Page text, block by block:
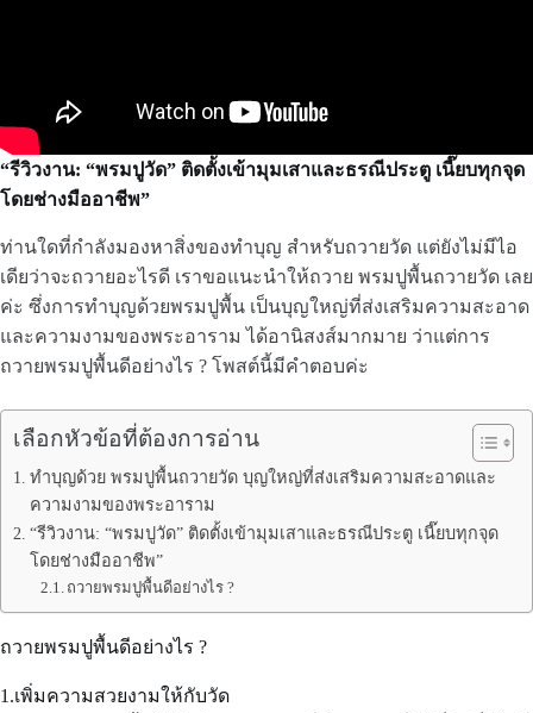
“รีวิวงาน: “พรมปูวัด” ติดตั้งเข้ามุมเสาและธรณีประตู เนี๊ยบทุกจุด
โดยช่างมืออาชีพ”
ท่านใดที่กำลังมองหาสิ่งของทำบุญ สำหรับถวายวัด แต่ยังไม่มีไอ
เดียว่าจะถวายอะไรดี เราขอแนะนำให้ถวาย พรมปูพื้นถวายวัด เลย
ค่ะ ซึ่งการทำบุญด้วยพรมปูพื้น เป็นบุญใหญ่ที่ส่งเสริมความสะอาด
และความงามของพระอาราม ได้อานิสงส์มากมาย ว่าแต่การ
ถวายพรมปูพื้นดีอย่างไร ? โพสต์นี้มีคำตอบค่ะ
เลือกหัวข้อที่ต้องการอ่าน
ทำบุญด้วย พรมปูพื้นถวายวัด บุญใหญ่ที่ส่งเสริมความสะอาดและ
ความงามของพระอาราม
“รีวิวงาน: “พรมปูวัด” ติดตั้งเข้ามุมเสาและธรณีประตู เนี๊ยบทุกจุด
โดยช่างมืออาชีพ”
ถวายพรมปูพื้นดีอย่างไร ?
ถวายพรมปูพื้นดีอย่างไร ?
1.เพิ่มความสวยงามให้กับวัด